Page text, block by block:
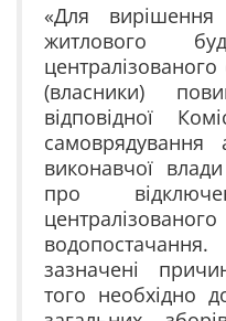
«Для вирішення
житлового
(власники)
відповідної
самоврядування
виконавчої
про
зазначені
того необхідно